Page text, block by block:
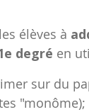
élèves à
degré en
sur du
"monôme);